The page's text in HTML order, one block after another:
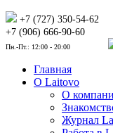
+7 (727) 350-54-62
+7 (906) 666-90-60
Пн.-Пт.: 12:00 - 20:00
Главная
О Laitovo
О
Журнал